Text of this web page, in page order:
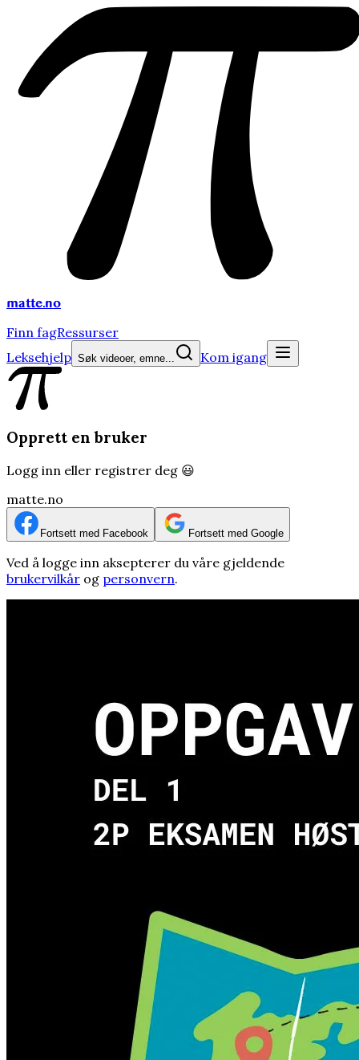
matte.no
Finn fagRessurser
Leksehjelp Søk videoer, emne... Kom igang
Opprett en bruker
Logg inn eller registrer deg 😃
matte.no
Fortsett med Facebook Fortsett med Google
Ved å logge inn aksepterer du våre gjeldende
brukervilkår og personvern.